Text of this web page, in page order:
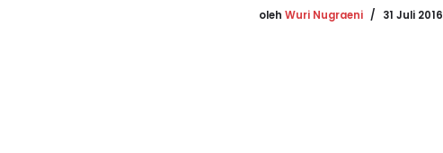
oleh Wuri Nugraeni 31 Juli 2016